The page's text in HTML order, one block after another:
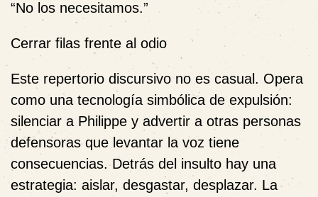
“No los necesitamos.”
Cerrar filas frente al odio
Este repertorio discursivo no es casual. Opera
como una tecnología simbólica de expulsión:
silenciar a Philippe y advertir a otras personas
defensoras que levantar la voz tiene
consecuencias. Detrás del insulto hay una
estrategia: aislar, desgastar, desplazar. La